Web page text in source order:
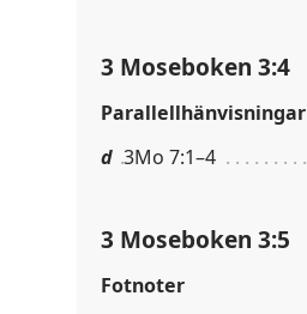
3 Moseboken 3:4
Parallellhänvisningar
d 3Mo 7:1–4
3 Moseboken 3:5
Fotnoter